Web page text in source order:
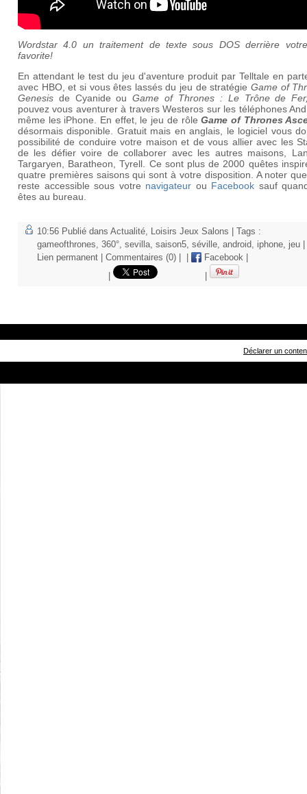
Wordstar 4.0 un traitement de texte sous DOS derrière
favorite!
En attendant le test du jeu d'aventure produit par Telltale en
avec HBO, et si vous êtes lassés du jeu de stratégieGame of
Genesis de Cyanide ouGame of Thrones : Le Trône de
pouvez vous aventurer à travers Westeros sur les téléphones
même les iPhone. En effet, le jeu de rôleGame of Thrones
désormais disponible. Gratuit mais en anglais, le logiciel vous
possibilité de conduire votre maison et de vous allier avec les
de les défier voire de collaborer avec les autres maisons,
Targaryen, Baratheon, Tyrell. Ce sont plus de 2000 quêtes
quatre premières saisons qui sont à votre disposition. A noter
reste accessible sous votre navigateur ou Facebook sauf
êtes au bureau.
10:56 Publié dans Actualité, Loisirs Jeux Salons | Tags :
gameofthrones, 360°, sevilla, saison5, séville, android, iphone, jeu
Lien permanent
Commentaires (0) Facebook
Déclarer un